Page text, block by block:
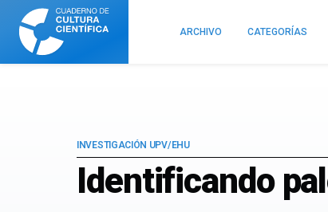
Cuaderno
Cultura
Científica
ARCHIVO CATEGORÍAS
Identificando
INVESTIGACIÓN UPV/EHU